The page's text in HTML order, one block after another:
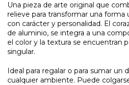
Una pieza de arte original que
relieve para transformar una forma
con carácter y personalidad. El
de aluminio, se integra a una
el color y la textura se encuentran
singular.
Ideal para regalar o para sumar un
cualquier ambiente. Puede